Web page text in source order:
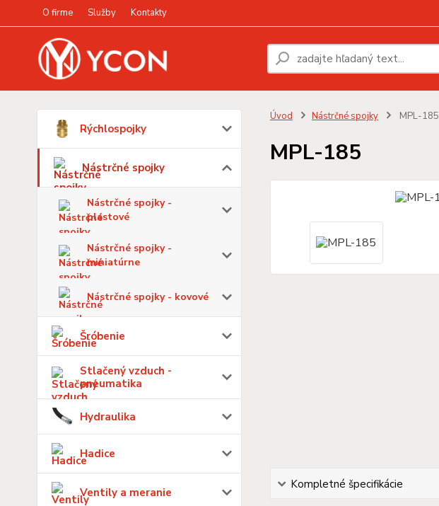
O firme Služby Kontakty
Rýchlospojky
Nástrčné spojky
Nástrčné spojky -
plastové
Nástrčné spojky -
miniatúrne
Nástrčné spojky - kovové
Šróbenie
Stlačený vzduch -
pneumatika
Hydraulika
Hadice
Ventily a meranie
Úvod Nástrčné spojky MPL-185
MPL-185
Kompletné špecifikácie